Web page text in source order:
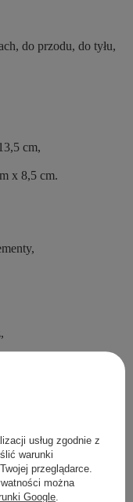
do przodu, do tyłu,
cm,
x 8,5 cm.
usług zgodnie z
warunki
przeglądarce.
można
Google.